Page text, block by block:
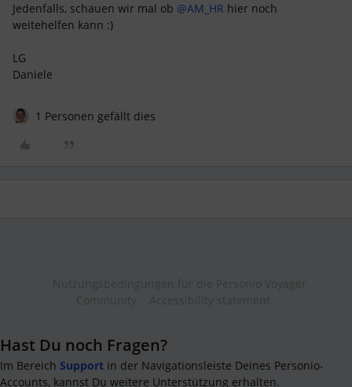
Jedenfalls, schauen wir mal ob ​ @AM_HR hier noch
weitehelfen kann​ :)
LG
Daniele
1 Personen gefällt dies
Hast Du noch Fragen?
Im Bereich Support in der Navigationsleiste Deines Personio-
Accounts, kannst Du weitere Unterstützung erhalten.